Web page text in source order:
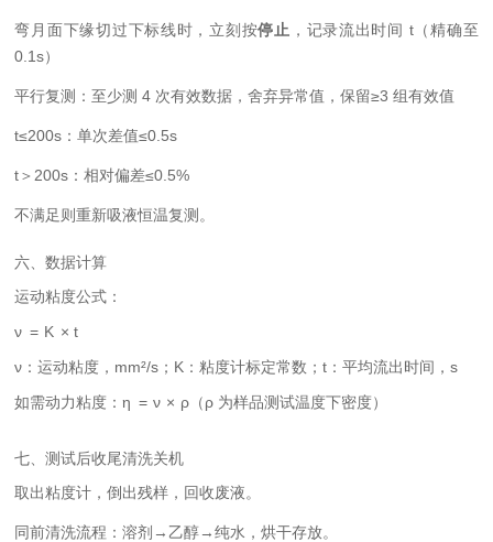
弯月面下缘切过下标线时，立刻按停止 ，记录流出时间 t（精确至
0.1s）
平行复测：至少测 4 次有效数据，舍弃异常值，保留≥3 组有效值
t≤200s：单次差值≤0.5s
t＞200s：相对偏差≤0.5%
不满足则重新吸液恒温复测。
六、数据计算
运动粘度公式：
ν = K × t
ν：运动粘度，mm²/s；K：粘度计标定常数；t：平均流出时间，s
如需动力粘度：η = ν × ρ（ρ 为样品测试温度下密度）
七、测试后收尾清洗关机
取出粘度计，倒出残样，回收废液。
同前清洗流程：溶剂→乙醇→纯水，烘干存放。